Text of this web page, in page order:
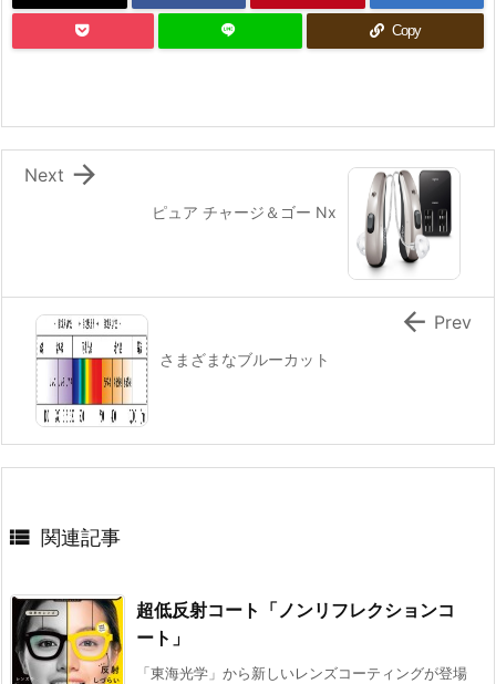
Copy
ピュア チャージ＆ゴー Nx

Next
さまざまなブルーカット
 Prev
 関連記事
超低反射コート「ノンリフレクションコ
ート」
「東海光学」から新しいレンズコーティングが登場